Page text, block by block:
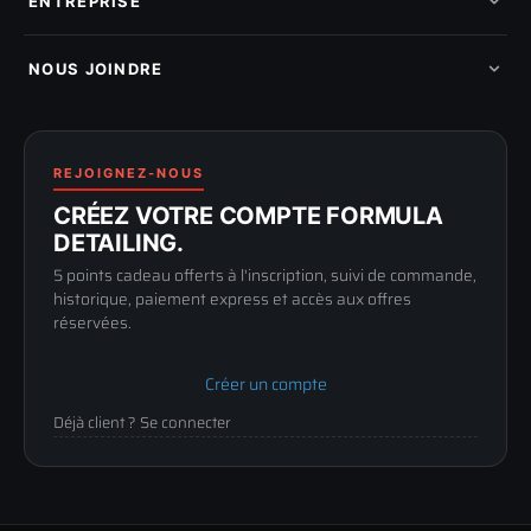
Mon parrainage
Programme fidelite
Compte pro
Politique de retour
Conditions générales
Mentions légales
Confidentialité
NOUS JOINDRE
89100 SENS
03 73 61 02 02
Lun-Ven
9h-12h / 14h-17h
REJOIGNEZ-NOUS
CRÉEZ VOTRE COMPTE FORMULA
DETAILING.
5 points cadeau offerts à l'inscription, suivi de commande,
historique, paiement express et accès aux offres
réservées.
Créer un compte
Déjà client ? Se connecter